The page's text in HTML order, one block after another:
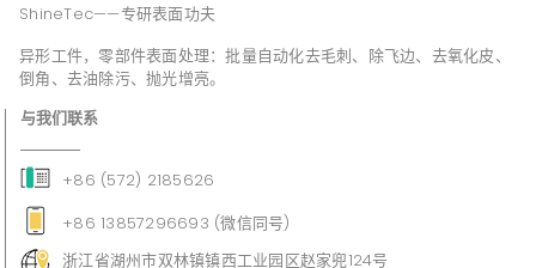
ShineTec——专研表面功夫
异形工件，零部件表面处理：批量自动化去毛刺、除飞边、去氧化皮、
倒角、去油除污、抛光增亮。
与我们联系
+86 (572) 2185626
+86 13857296693 (微信同号)
浙江省湖州市双林镇镇西工业园区赵家兜124号